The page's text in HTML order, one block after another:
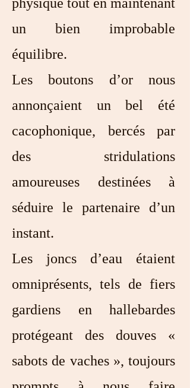
un bien improbable
équilibre.
Les boutons d’or nous
annonçaient un bel été
cacophonique, bercés par
des stridulations
amoureuses destinées à
séduire le partenaire d’un
instant.
Les joncs d’eau étaient
omniprésents, tels de fiers
gardiens en hallebardes
protégeant des douves «
sabots de vaches », toujours